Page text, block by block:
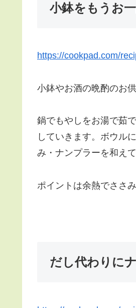
小鉢をもうお
https://cookpad.com/
小鉢やお酒の晩酌のお
鍋でもやしをお湯で茹
していきます。ボウル
み・ナンプラーを和えて
ポイントは余熱でささ
だし代わりに